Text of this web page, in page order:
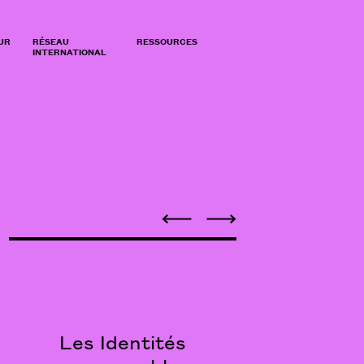
RÉSEAU
INTERNATIONAL
RESSOURCES
Les Identités